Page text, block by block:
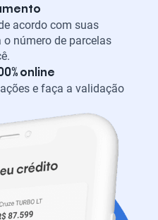
acordo com suas
o número de parcelas
online
e faça a validação